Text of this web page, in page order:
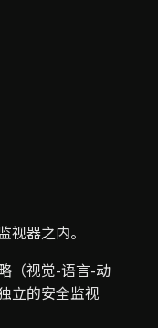
视器之内。
（视觉-语言-动
立的安全监视